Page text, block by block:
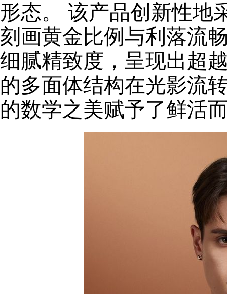
形态。 该产品创新性地
刻画黄金比例与利落流
细腻精致度，呈现出超
的多面体结构在光影流
的数学之美赋予了鲜活